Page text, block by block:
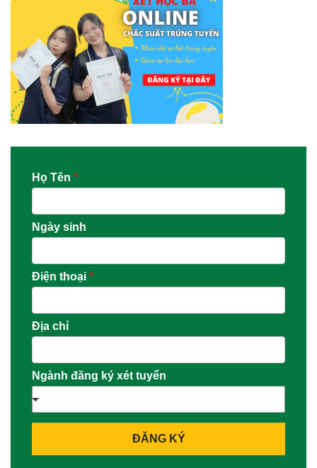
Họ Tên *
Ngày sinh
Điện thoại *
Địa chỉ
Ngành đăng ký xét tuyển
ĐĂNG KÝ